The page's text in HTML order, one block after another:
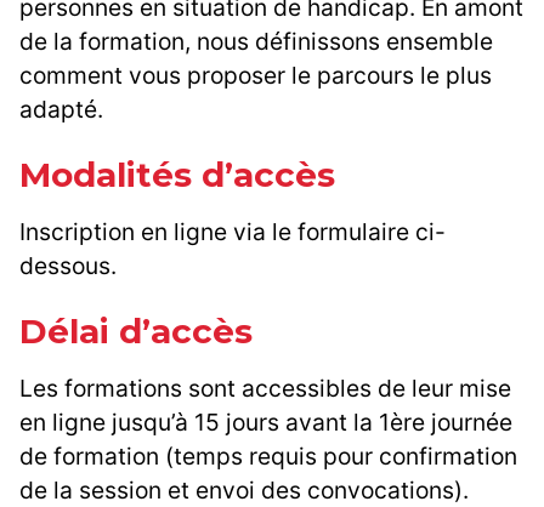
personnes en situation de handicap. En amont
de la formation, nous définissons ensemble
comment vous proposer le parcours le plus
adapté.
Modalités d’accès
Inscription en ligne via le formulaire ci-
dessous.
Délai d’accès
Les formations sont accessibles de leur mise
en ligne jusqu’à 15 jours avant la 1ère journée
de formation (temps requis pour confirmation
de la session et envoi des convocations).